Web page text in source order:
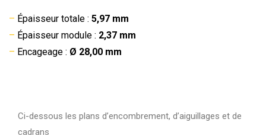
– Épaisseur totale : 5,97 mm
– Épaisseur module : 2,37 mm
– Encageage : Ø 28,00 mm
Ci-dessous les plans d’encombrement, d’aiguillages et de
cadrans